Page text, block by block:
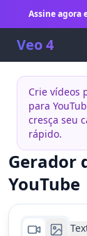
Assine agora
Veo 4
Crie vídeos
para
cresça seu
rápido.
Gerador
YouTube